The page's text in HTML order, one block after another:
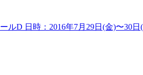
D 日時：2016年7月29日(金)〜30